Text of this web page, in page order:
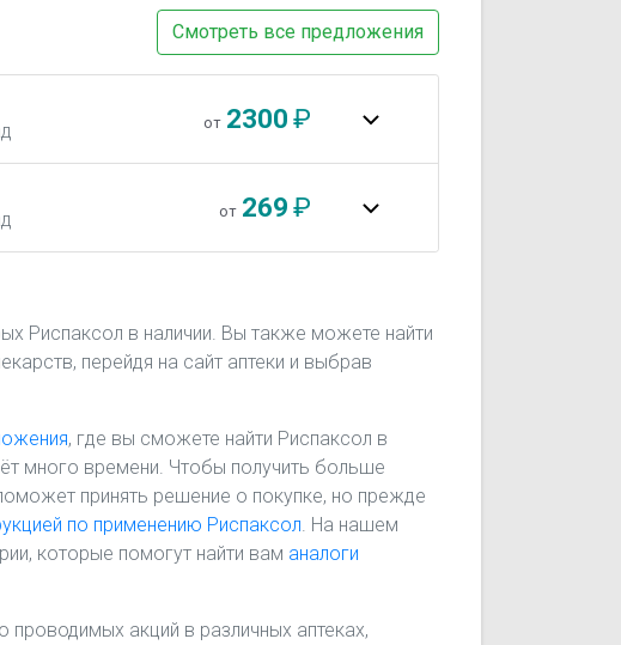
Смотреть все предложения
от 2300₽
от 269₽
Риспаксол в наличии. Вы также можете найти
перейдя на сайт аптеки и выбрав
, где вы сможете найти Риспаксол в
много времени. Чтобы получить больше
принять решение о покупке, но прежде
по применению Риспаксол . На нашем
которые помогут найти вам аналоги
проводимых акций в различных аптеках,